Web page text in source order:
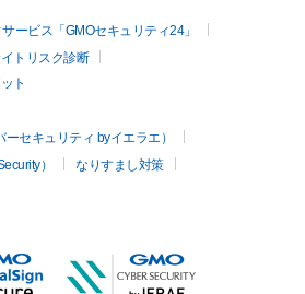
ービス「GMOセキュリティ24」
トリスク診断
ト
セキュリティ byイエラエ）
）
なりすまし対策